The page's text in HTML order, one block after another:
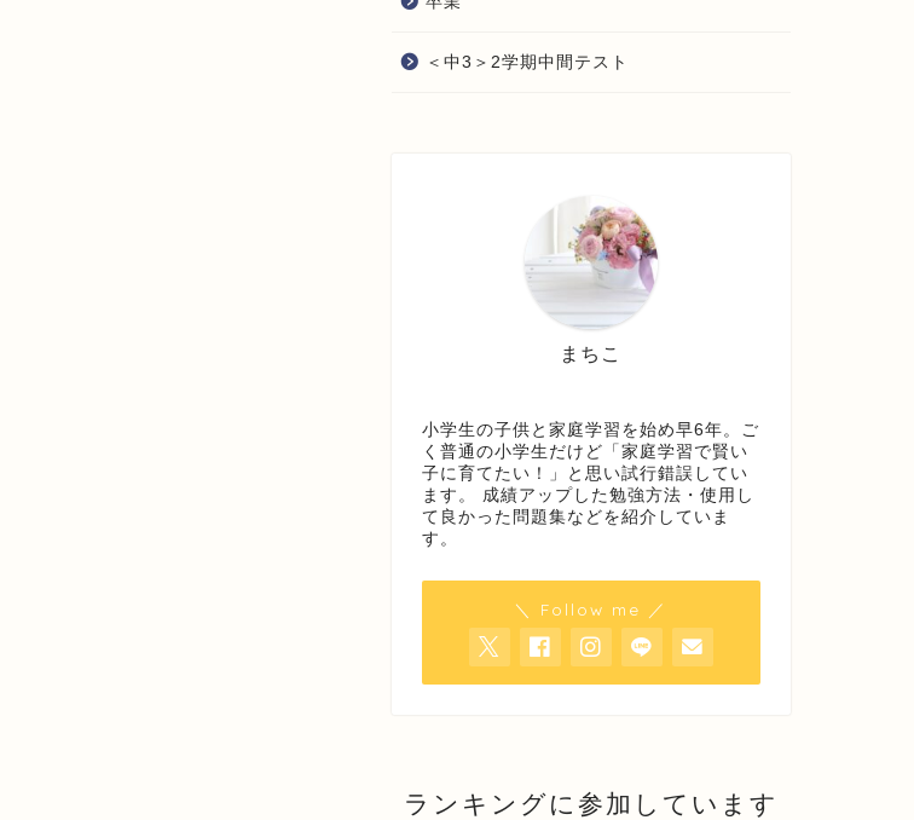
＜中3＞2学期中間テスト
まちこ
小学生の子供と家庭学習を始め早6年。ご
く普通の小学生だけど「家庭学習で賢い
子に育てたい！」と思い試行錯誤してい
ます。 成績アップした勉強方法・使用し
て良かった問題集などを紹介していま
す。
＼ Follow me ／
ランキングに参加しています